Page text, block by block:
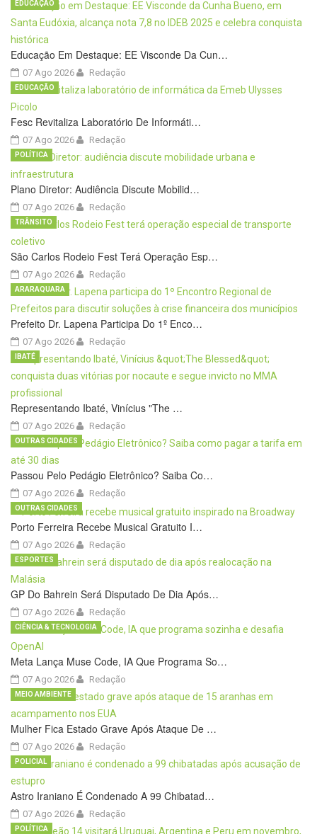
Educação Em Destaque: EE Visconde Da Cun…
07 Ago 2026
EDUCAÇÃO
Redação
Fesc Revitaliza Laboratório De Informáti…
07 Ago 2026
EDUCAÇÃO
Redação
Plano Diretor: Audiência Discute Mobilid…
07 Ago 2026
POLÍTICA
Redação
São Carlos Rodeio Fest Terá Operação Esp…
07 Ago 2026
TRÂNSITO
Redação
Prefeito Dr. Lapena Participa Do 1º Enco…
07 Ago 2026
ARARAQUARA
Redação
Representando Ibaté, Vinícius "The …
07 Ago 2026
IBATÉ
Redação
Passou Pelo Pedágio Eletrônico? Saiba Co…
07 Ago 2026
OUTRAS CIDADES
Redação
Porto Ferreira Recebe Musical Gratuito I…
07 Ago 2026
OUTRAS CIDADES
Redação
GP Do Bahrein Será Disputado De Dia Após…
07 Ago 2026
ESPORTES
Redação
Meta Lança Muse Code, IA Que Programa So…
07 Ago 2026
CIÊNCIA & TECNOLOGIA
Redação
Mulher Fica Estado Grave Após Ataque De …
07 Ago 2026
MEIO AMBIENTE
Redação
Astro Iraniano É Condenado A 99 Chibatad…
07 Ago 2026
POLICIAL
Redação
POLÍTICA